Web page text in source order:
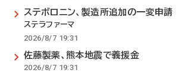
ステボロニン、製造所追加の一変申請
ステラファーマ
2026/8/7 19:31
佐藤製薬、熊本地震で義援金
2026/8/7 19:31